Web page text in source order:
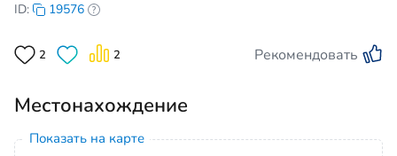
ID: 19576
2 2 Рекомендовать
Местонахождение
Показать на карте